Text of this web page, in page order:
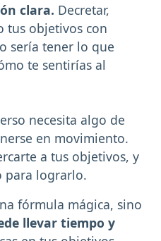
clara. Decretar,
tus objetivos con
sería tener lo que
te sentirías al
necesita algo de
en movimiento.
a tus objetivos, y
para lograrlo.
fórmula mágica, sino
llevar tiempo y